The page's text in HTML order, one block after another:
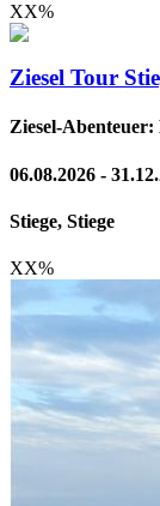
XX%
Ziesel Tour
Ziesel-
06.08.2026 -
Stiege, Stiege
XX%